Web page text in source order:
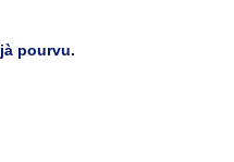
pourvu.